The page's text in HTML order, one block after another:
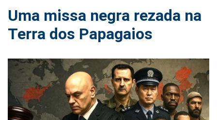
Uma missa negra rezada na
Terra dos Papagaios